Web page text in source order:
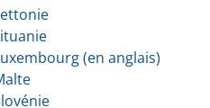
(en anglais)